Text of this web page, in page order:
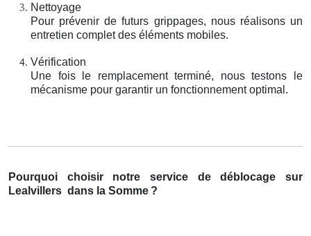
Nettoyage
Pour prévenir de futurs grippages, nous réalisons un
entretien complet des éléments mobiles.
Vérification
Une fois le remplacement terminé, nous testons le
mécanisme pour garantir un fonctionnement optimal.
Pourquoi choisir notre service de déblocage sur
Lealvillers dans la Somme ?